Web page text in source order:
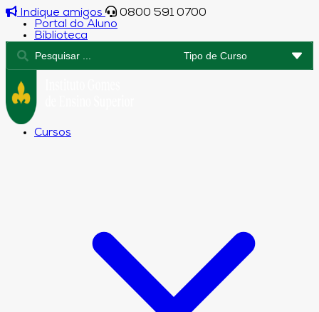
Indique amigos
0800 591 0700
Portal do Aluno
Biblioteca
Cursos